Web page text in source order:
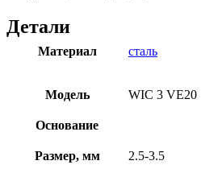
Детали
Материал сталь
Модель WIC 3 VE20
Основание
Размер, мм 2.5-3.5